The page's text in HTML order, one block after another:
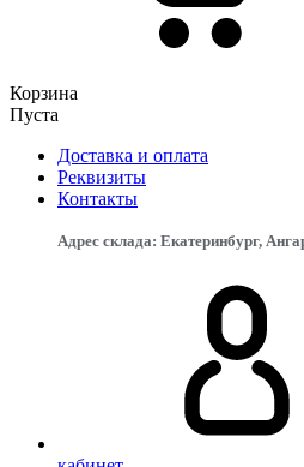
Корзина
Пуста
Доставка и оплата
Реквизиты
Контакты
Адрес склада: Екатеринбург,